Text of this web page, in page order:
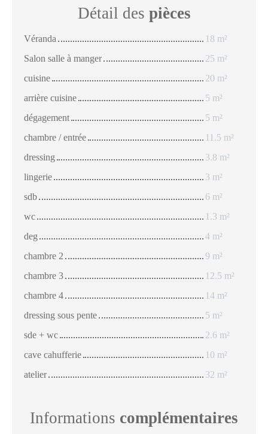
Détail des pièces
Véranda
18 m²
Salon salle à manger
25 m²
cuisine
20 m²
arrière cuisine
5 m²
dégagement
5 m²
chambre / entrée
11.5 m²
dressing
3.8 m²
lingerie
3 m²
sdb
6 m²
wc
1.3 m²
deg
4 m²
chambre 2
9 m²
chambre 3
12.5 m²
chambre 4
14 m²
dressing sous pente
5 m²
sde + wc
2.6 m²
cave cahufferie
10 m²
atelier
32 m²
Informations complémentaires